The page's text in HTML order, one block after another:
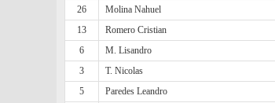
26
Molina Nahuel
13
Romero Cristian
6
M. Lisandro
3
T. Nicolas
5
Paredes Leandro